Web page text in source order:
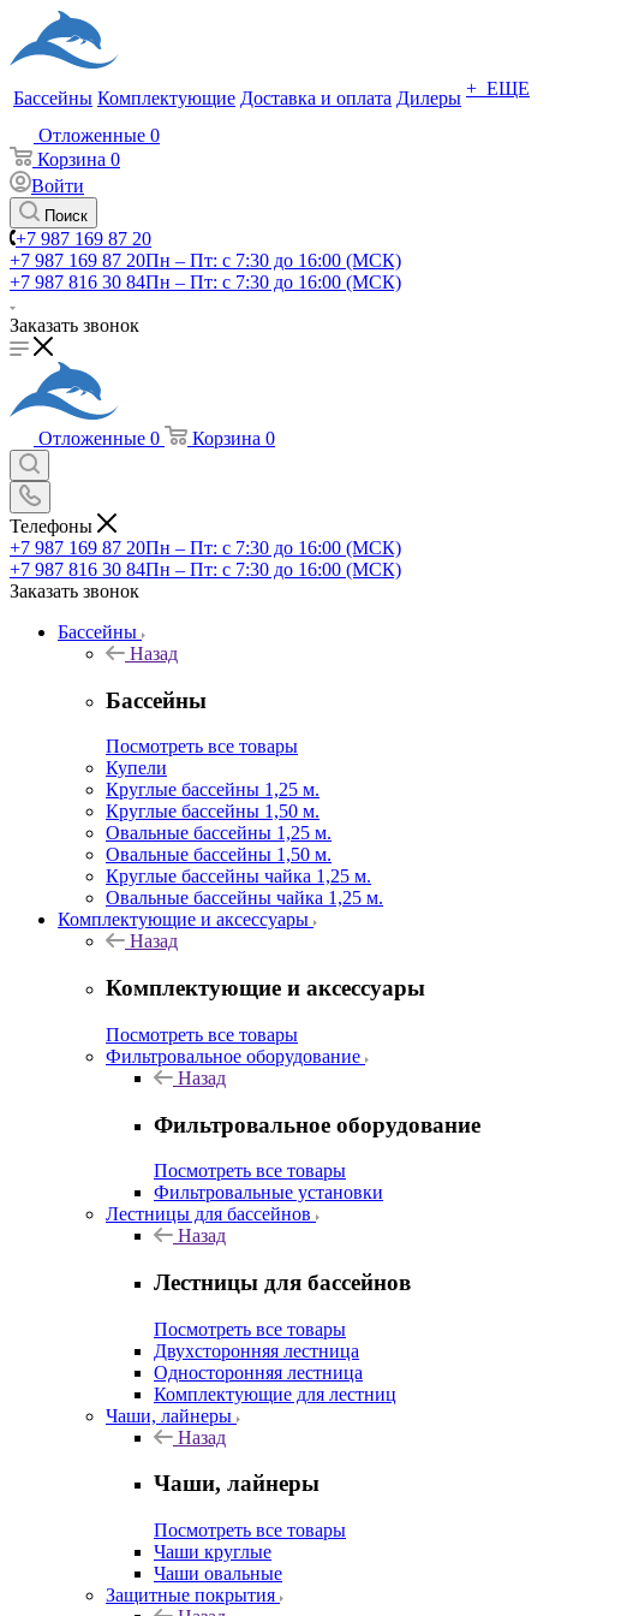
Бассейны Комплектующие Доставка и оплата Дилеры + ЕЩЕ
Отложенные 0
Корзина 0
Войти
Поиск
+7 987 169 87 20
+7 987 169 87 20Пн – Пт: с 7:30 до 16:00 (МСК)
+7 987 816 30 84Пн – Пт: с 7:30 до 16:00 (МСК)
Заказать звонок
Отложенные 0 Корзина 0
Телефоны
+7 987 169 87 20Пн – Пт: с 7:30 до 16:00 (МСК)
+7 987 816 30 84Пн – Пт: с 7:30 до 16:00 (МСК)
Заказать звонок
Бассейны
Назад
Бассейны
Посмотреть все товары
Купели
Круглые бассейны 1,25 м.
Круглые бассейны 1,50 м.
Овальные бассейны 1,25 м.
Овальные бассейны 1,50 м.
Круглые бассейны чайка 1,25 м.
Овальные бассейны чайка 1,25 м.
Комплектующие и аксессуары
Назад
Комплектующие и аксессуары
Посмотреть все товары
Фильтровальное оборудование
Назад
Фильтровальное оборудование
Посмотреть все товары
Фильтровальные установки
Лестницы для бассейнов
Назад
Лестницы для бассейнов
Посмотреть все товары
Двухсторонняя лестница
Односторонняя лестница
Комплектующие для лестниц
Чаши, лайнеры
Назад
Чаши, лайнеры
Посмотреть все товары
Чаши круглые
Чаши овальные
Защитные покрытия